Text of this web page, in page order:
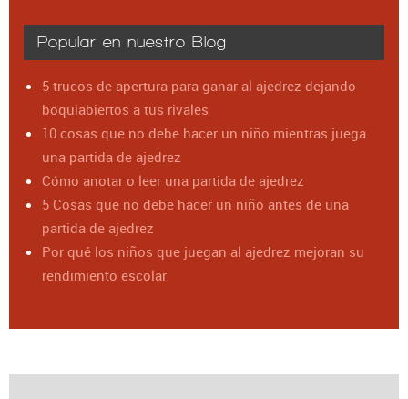
Popular en nuestro Blog
5 trucos de apertura para ganar al ajedrez dejando
boquiabiertos a tus rivales
10 cosas que no debe hacer un niño mientras juega
una partida de ajedrez
Cómo anotar o leer una partida de ajedrez
5 Cosas que no debe hacer un niño antes de una
partida de ajedrez
Por qué los niños que juegan al ajedrez mejoran su
rendimiento escolar